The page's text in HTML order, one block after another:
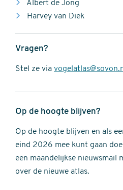
Albert de Jong
Harvey van Diek
Vragen?
Stel ze via
Op de hoogte blijven?
Op de hoogte blijven en als
eind 2026 mee kunt gaan
een maandelijkse nieuwsmail
over de nieuwe atlas.